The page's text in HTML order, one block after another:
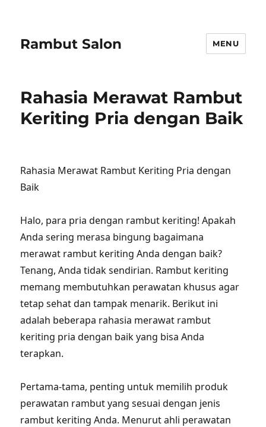
Rambut Salon MENU
Rahasia Merawat Rambut
Keriting Pria dengan Baik
Rahasia Merawat Rambut Keriting Pria dengan
Baik
Halo, para pria dengan rambut keriting! Apakah
Anda sering merasa bingung bagaimana
merawat rambut keriting Anda dengan baik?
Tenang, Anda tidak sendirian. Rambut keriting
memang membutuhkan perawatan khusus agar
tetap sehat dan tampak menarik. Berikut ini
adalah beberapa rahasia merawat rambut
keriting pria dengan baik yang bisa Anda
terapkan.
Pertama-tama, penting untuk memilih produk
perawatan rambut yang sesuai dengan jenis
rambut keriting Anda. Menurut ahli perawatan